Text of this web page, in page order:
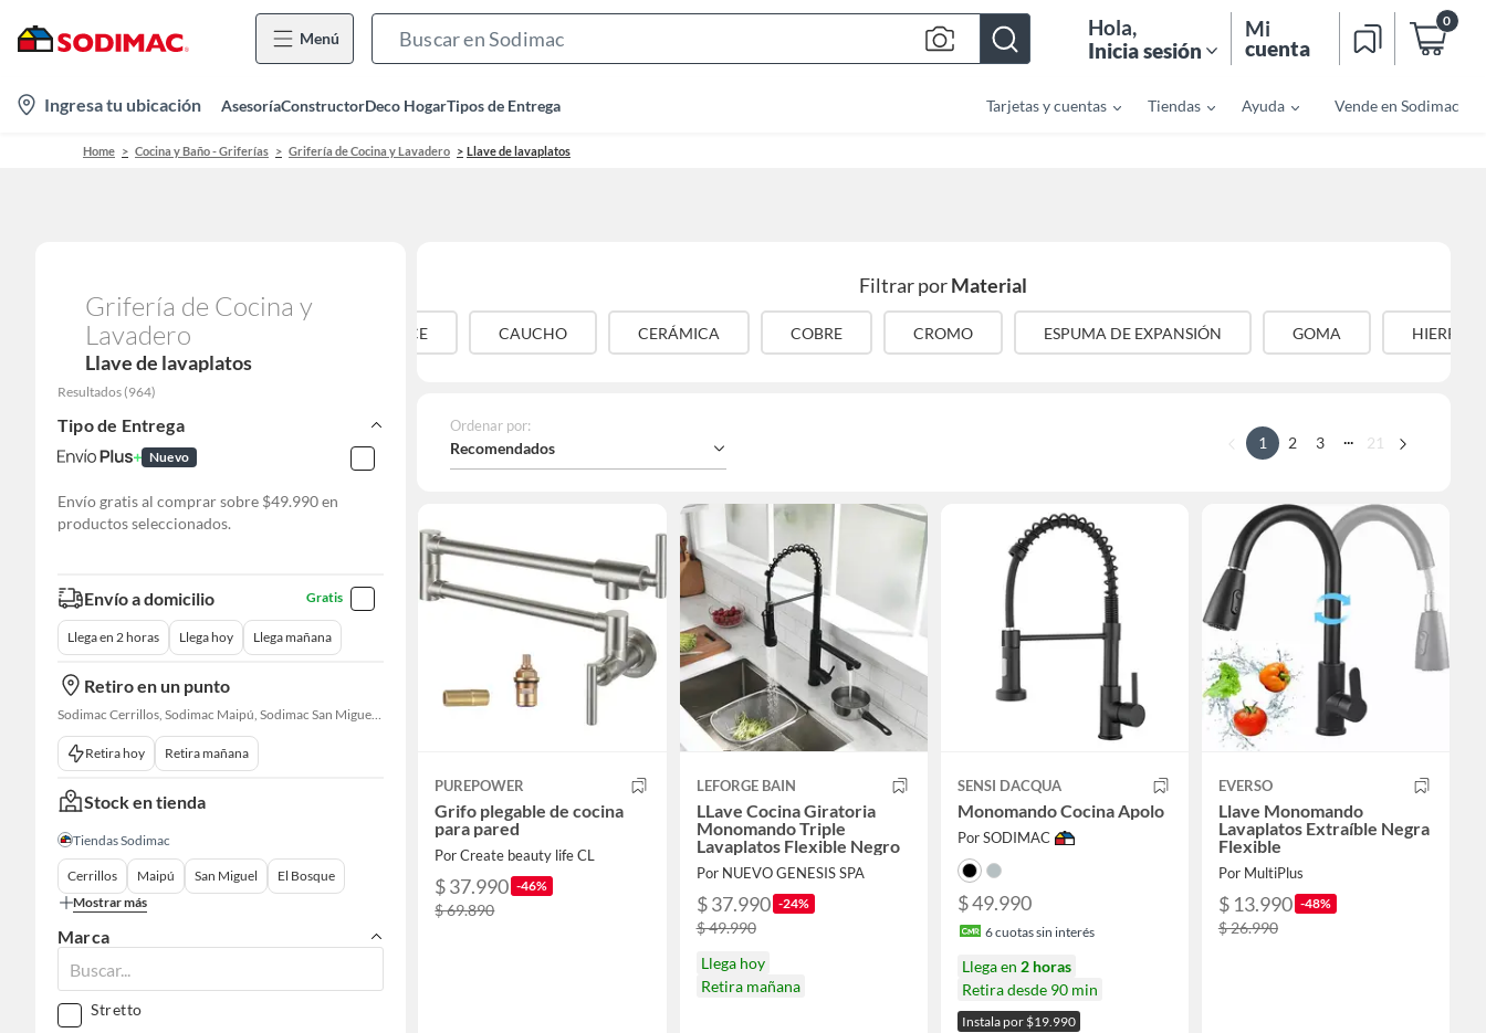
Menú
Bar
Hola,
Inicia sesión
Mi
cuenta
0
location-
icon
Ingresa tu ubicación AsesoríaConstructorDeco HogarTipos de Entrega Tarjetas y cuentas Tiendas Ayuda Vende en Sodimac
Home Cocina y Baño - Griferías Grifería de Cocina y Lavadero Llave de lavaplatos
Grifería de Cocina y
Lavadero
Llave de lavaplatos
Resultados (964)
Tipo de Entrega
Nuevo
Envío gratis al comprar sobre $49.990 en
productos seleccionados.
Envío a domicilio Gratis
Llega en 2 horas Llega hoy Llega mañana
Retiro en un punto
Sodimac Cerrillos, Sodimac Maipú, Sodimac San Miguel, Sodimac El Bosque, Sodimac San Bernardo, Constructor Cantagallo, Sodimac Talagante, Sodimac San Fernando
Retira hoy Retira mañana
Stock en tienda
Tiendas Sodimac
Cerrillos Maipú San Miguel
El Bosque
Mostrar más
Marca
Stretto
Filtrar porMaterial
ALUMINIO ALUMINIO/ZINC BRONCE CAUCHO CERÁMICA COBRE CROMO ESPUMA DE EXPANSIÓN GOMA HIERRO
Ordenar por:
Recomendados 1 2 3 ... 21
PUREPOWER
Grifo plegable de cocina
para pared
Por Create beauty life CL
$ 37.990 -46%
$ 69.890
LEFORGE BAIN
LLave Cocina Giratoria
Monomando Triple
Lavaplatos Flexible Negro
Por NUEVO GENESIS SPA
$ 37.990 -24%
$ 49.990
Llega hoy
Retira mañana
SENSI DACQUA
Monomando Cocina Apolo
Por SODIMAC
$ 49.990
6cuotas sin interés
Llega en 2 horas
Retira desde 90 min
Instala por $19.990
EVERSO
Llave Monomando
Lavaplatos Extraíble Negra
Flexible
Por MultiPlus
$ 13.990 -48%
$ 26.990